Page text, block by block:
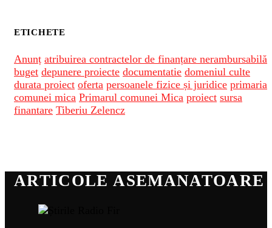
ETICHETE
Anunț atribuirea contractelor de finanțare nerambursabilă
buget depunere proiecte documentatie domeniul culte
durata proiect oferta persoanele fizice și juridice primaria
comunei mica Primarul comunei Mica proiect sursa
finantare Tiberiu Zelencz
ARTICOLE ASEMANATOARE